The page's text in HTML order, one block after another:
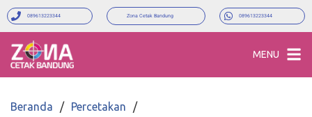
089613223344 Zona Cetak Bandung 089613223344
MENU
Beranda
Percetakan